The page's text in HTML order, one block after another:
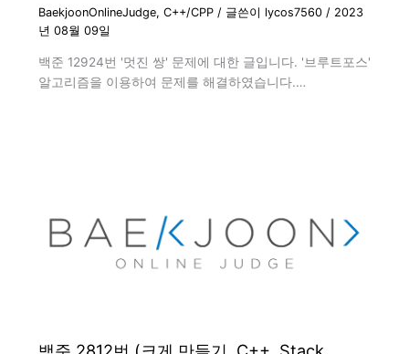
BaekjoonOnlineJudge, C++/CPP/ 글쓴이 lycos7560 / 2023
년 08월 09일
백준 12924번 '멋진 쌍' 문제에 대한 글입니다. '브루트포스'
알고리즘을 이용하여 문제를 해결하였습니다.…
백준 2812번 (크게 만들기, C++, Stack,